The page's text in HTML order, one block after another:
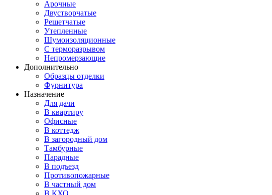
Арочные
Двустворчатые
Решетчатые
Утепленные
Шумоизоляционные
С терморазрывом
Непромерзающие
Дополнительно
Образцы отделки
Фурнитура
Назначение
Для дачи
В квартиру
Офисные
В коттедж
В загородный дом
Тамбурные
Парадные
В подъезд
Противопожарные
В частный дом
В КХО